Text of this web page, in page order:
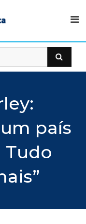
país
Tudo